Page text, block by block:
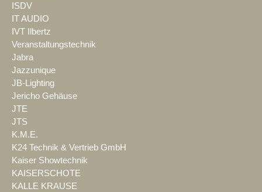
ISDV
IT AUDIO
IVT Ilbertz
Veranstaltungstechnik
Jabra
Jazzunique
JB-Lighting
Jericho Gehäuse
JTE
JTS
K.M.E.
K24 Technik & Vertrieb GmbH
Kaiser Showtechnik
KAISERSCHOTE
KALLE KRAUSE